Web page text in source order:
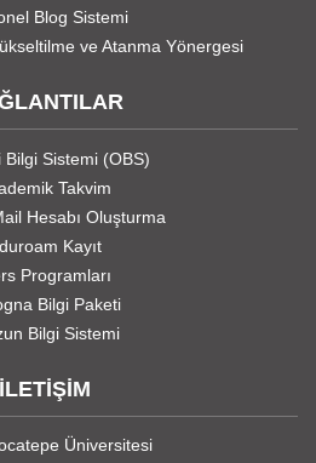
Blog Sistemi
ve Atanma Yönergesi
Bilgi Sistemi (OBS)
Takvim
Hesabı Oluşturma
Kayıt
Programları
Bilgi Paketi
Bilgi Sistemi
İLETİŞİM
Üniversitesi